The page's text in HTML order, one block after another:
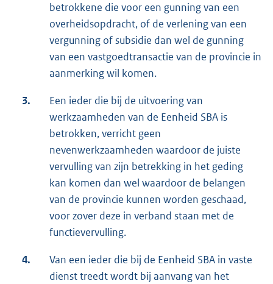
betrokkene die voor een gunning van een
overheidsopdracht, of de verlening van een
vergunning of subsidie dan wel de gunning
van een vastgoedtransactie van de provincie in
aanmerking wil komen.
3.
Een ieder die bij de uitvoering van
werkzaamheden van de Eenheid SBA is
betrokken, verricht geen
nevenwerkzaamheden waardoor de juiste
vervulling van zijn betrekking in het geding
kan komen dan wel waardoor de belangen
van de provincie kunnen worden geschaad,
voor zover deze in verband staan met de
functievervulling.
4.
Van een ieder die bij de Eenheid SBA in vaste
dienst treedt wordt bij aanvang van het